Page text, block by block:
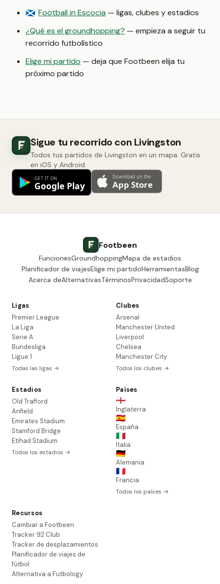
🏴󠁧󠁢󠁳󠁣󠁴󠁿 Football in Escocia — ligas, clubes y estadios
¿Qué es el groundhopping? — empieza a seguir tu
recorrido futbolístico
Elige mi partido — deja que Footbeen elija tu
próximo partido
Sigue tu recorrido con Livingston
Todos tus partidos de Livingston en un mapa. Gratis
en iOS y Android.
Footbeen
FuncionesGroundhoppingMapa de estadios
Planificador de viajesElige mi partidoHerramientasBlog
Acerca deAlternativasTérminosPrivacidadSoporte
Ligas
Premier League
La Liga
Serie A
Bundesliga
Ligue 1
Todas las ligas →
Clubes
Arsenal
Manchester United
Liverpool
Chelsea
Manchester City
Todos los clubes →
Estadios
Old Trafford
Anfield
Emirates Stadium
Stamford Bridge
Etihad Stadium
Todos los estadios →
Países
🏴󠁧󠁢󠁥󠁮󠁧󠁿
Inglaterra
🇪🇸
España
🇮🇹
Italia
🇩🇪
Alemania
🇫🇷
Francia
Todos los países →
Recursos
Cambiar a Footbeen
Tracker 92 Club
Tracker de desplazamientos
Planificador de viajes de
fútbol
Alternativa a Futbology